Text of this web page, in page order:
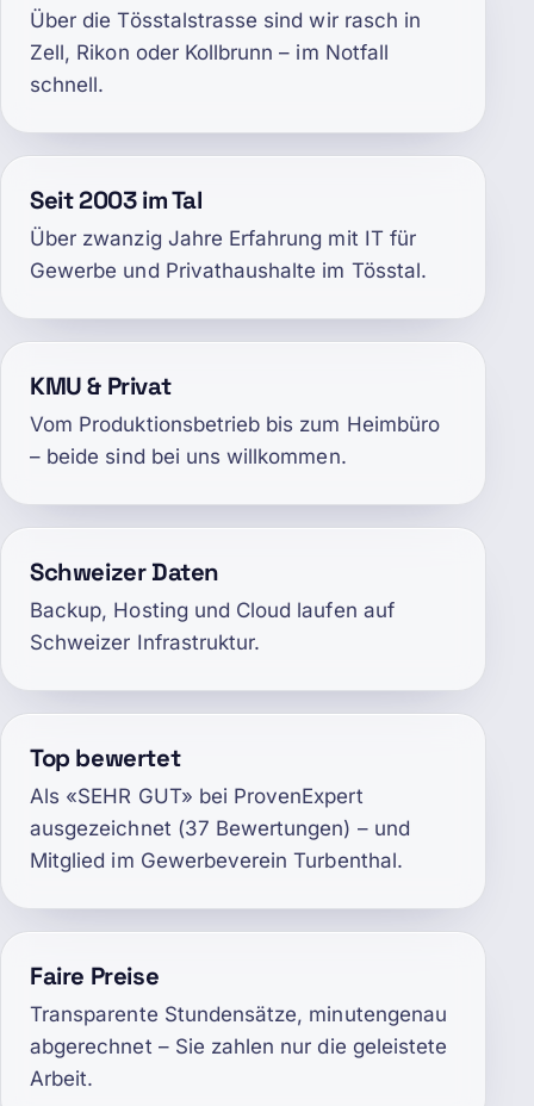
Über die Tösstalstrasse sind wir rasch in
Zell, Rikon oder Kollbrunn – im Notfall
schnell.
Seit 2003 im Tal
Über zwanzig Jahre Erfahrung mit IT für
Gewerbe und Privathaushalte im Tösstal.
KMU & Privat
Vom Produktionsbetrieb bis zum Heimbüro
– beide sind bei uns willkommen.
Schweizer Daten
Backup, Hosting und Cloud laufen auf
Schweizer Infrastruktur.
Top bewertet
Als «SEHR GUT» bei ProvenExpert
ausgezeichnet (37 Bewertungen) – und
Mitglied im Gewerbeverein Turbenthal.
Faire Preise
Transparente Stundensätze, minutengenau
abgerechnet – Sie zahlen nur die geleistete
Arbeit.